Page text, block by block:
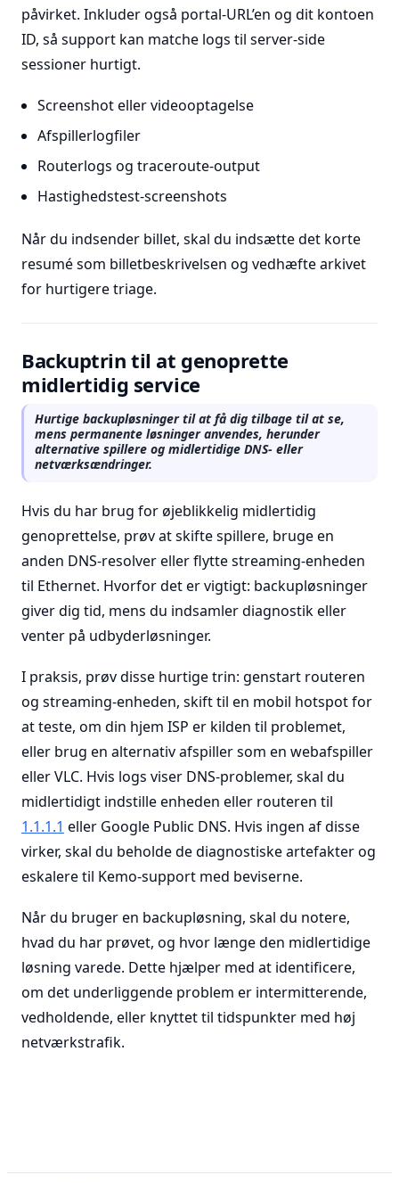
påvirket. Inkluder også portal-URL’en og dit kontoen
ID, så support kan matche logs til server-side
sessioner hurtigt.
Screenshot eller videooptagelse
Afspillerlogfiler
Routerlogs og traceroute-output
Hastighedstest-screenshots
Når du indsender billet, skal du indsætte det korte
resumé som billetbeskrivelsen og vedhæfte arkivet
for hurtigere triage.
Backuptrin til at genoprette
midlertidig service
Hurtige backupløsninger til at få dig tilbage til at se,
mens permanente løsninger anvendes, herunder
alternative spillere og midlertidige DNS- eller
netværksændringer.
Hvis du har brug for øjeblikkelig midlertidig
genoprettelse, prøv at skifte spillere, bruge en
anden DNS-resolver eller flytte streaming-enheden
til Ethernet. Hvorfor det er vigtigt: backupløsninger
giver dig tid, mens du indsamler diagnostik eller
venter på udbyderløsninger.
I praksis, prøv disse hurtige trin: genstart routeren
og streaming-enheden, skift til en mobil hotspot for
at teste, om din hjem ISP er kilden til problemet,
eller brug en alternativ afspiller som en webafspiller
eller VLC. Hvis logs viser DNS-problemer, skal du
midlertidigt indstille enheden eller routeren til
1.1.1.1 eller Google Public DNS. Hvis ingen af disse
virker, skal du beholde de diagnostiske artefakter og
eskalere til Kemo-support med beviserne.
Når du bruger en backupløsning, skal du notere,
hvad du har prøvet, og hvor længe den midlertidige
løsning varede. Dette hjælper med at identificere,
om det underliggende problem er intermitterende,
vedholdende, eller knyttet til tidspunkter med høj
netværkstrafik.